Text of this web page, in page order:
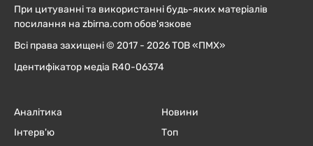
При цитуванні та використанні будь-яких матеріалів
посилання на zbirna.com обов'язкове
Всі права захищені © 2017 - 2026 ТОВ «ПМХ»
Ідентифікатор медіа R40-06374
Аналітика
Інтерв'ю
Новини
Топ